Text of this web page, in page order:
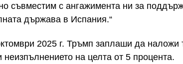
съвместим с ангажимента ни за
държава в Испания.“
2025 г. Тръмп заплаши да наложи
неизпълнението на целта от 5 процента.